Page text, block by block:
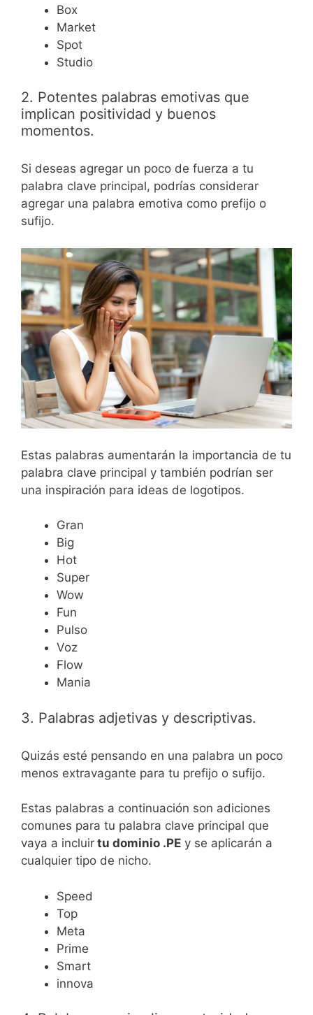
Box
Market
Spot
Studio
2. Potentes palabras emotivas que
implican positividad y buenos
momentos.
Si deseas agregar un poco de fuerza a tu
palabra clave principal, podrías considerar
agregar una palabra emotiva como prefijo o
sufijo.
Estas palabras aumentarán la importancia de tu
palabra clave principal y también podrían ser
una inspiración para ideas de logotipos.
Gran
Big
Hot
Super
Wow
Fun
Pulso
Voz
Flow
Mania
3. Palabras adjetivas y descriptivas.
Quizás esté pensando en una palabra un poco
menos extravagante para tu prefijo o sufijo.
Estas palabras a continuación son adiciones
comunes para tu palabra clave principal que
vaya a incluir tu dominio .PE y se aplicarán a
cualquier tipo de nicho.
Speed
Top
Meta
Prime
Smart
innova